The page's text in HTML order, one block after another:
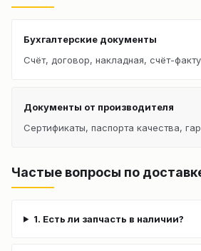
Бухгалтерские документы
Счёт, договор, накладная, счёт-
Документы от производителя
Сертификаты, паспорта качества,
Частые вопросы по
1. Есть ли запчасть в наличии?